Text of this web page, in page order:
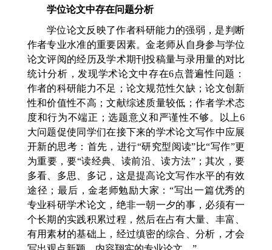
学位论文中存在问题分析
学位论文反映了作者科研能力的强弱，是判断
作者专业水准的重要因素。金老师从自身参与学位
论文评阅的经历及学术期刊投稿量与录用量的对比
统计分析，发现学术论文中存在6点普遍性问题：
作者的科研能力不足；论文规范性欠缺；论文创新
性和价值性不高；文献综述质量较低；作者学术态
度和行为不端正；选题意义和严谨性不够。以上6
大问题促使同学们在接下来的学术论文写作中应展
开新的思考：首先，进行“研究型阅读”比“写作”更
为重要，要“读经典、读前沿、读方法”；其次，要
多看、多思、多记，这是提高论文写作水平的有效
途径；最后，金老师勉励大家：“写出一篇优秀的
专业科研学术论文，绝非一朝一夕的事，必须有一
个长期的实践积累过程，然后在占有大量、丰富、
有用素材的基础上，经过缜密的综合、分析，才会